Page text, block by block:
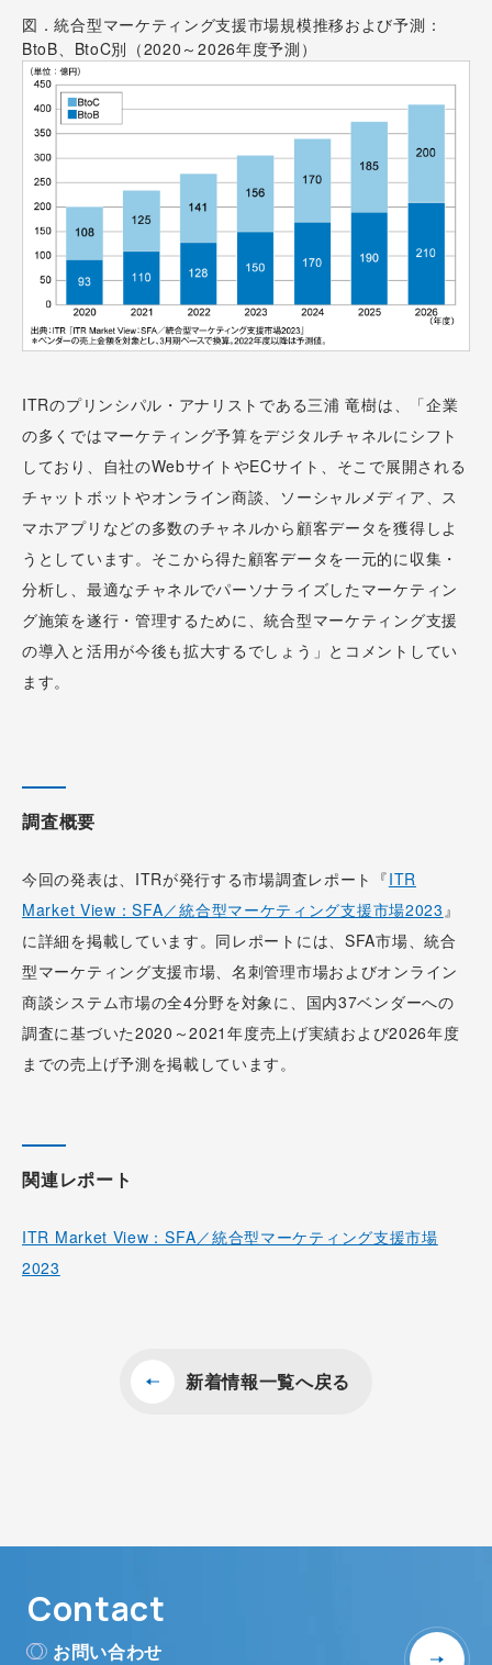
図．統合型マーケティング支援市場規模推移および予測：
BtoB、BtoC別（2020～2026年度予測）
ITRのプリンシパル・アナリストである三浦 竜樹は、「企業
の多くではマーケティング予算をデジタルチャネルにシフト
しており、自社のWebサイトやECサイト、そこで展開される
チャットボットやオンライン商談、ソーシャルメディア、ス
マホアプリなどの多数のチャネルから顧客データを獲得しよ
うとしています。そこから得た顧客データを一元的に収集・
分析し、最適なチャネルでパーソナライズしたマーケティン
グ施策を遂行・管理するために、統合型マーケティング支援
の導入と活用が今後も拡大するでしょう」とコメントしてい
ます。
調査概要
今回の発表は、ITRが発行する市場調査レポート『ITR
Market View：SFA／統合型マーケティング支援市場2023 』
に詳細を掲載しています。同レポートには、SFA市場、統合
型マーケティング支援市場、名刺管理市場およびオンライン
商談システム市場の全4分野を対象に、国内37ベンダーへの
調査に基づいた2020～2021年度売上げ実績および2026年度
までの売上げ予測を掲載しています。
関連レポート
ITR Market View：SFA／統合型マーケティング支援市場
2023
新着情報一覧へ戻る
Contact
お問い合わせ